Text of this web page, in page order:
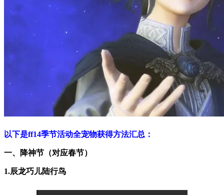
以下是ff14季节活动全宠物获得方法汇总 ：
一、降神节（对应春节）
1.辰龙巧儿陆行鸟